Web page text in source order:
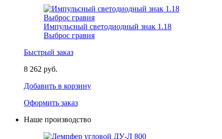
Импульсный светодиодный знак 1.18
Выброс гравия
Быстрый заказ
8 262 руб.
Добавить в корзину
Оформить заказ
Наше производство